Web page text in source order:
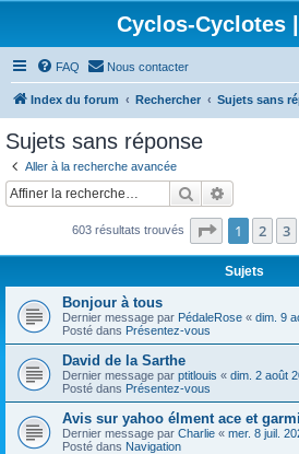
Cyclos-Cyclotes
FAQ Nous contacter
Index du forum Rechercher Sujets sans
Sujets sans réponse
Aller à la recherche avancée
Rechercher
603 résultats trouvés Page 1sur13
1 2 3
Sujets
Bonjour à tous
Dernier message par PédaleRose « dim. 9
Posté dans Présentez-vous
David de la Sarthe
Dernier message par ptitlouis « dim. 2 août
Posté dans Présentez-vous
Avis sur yahoo élment ace et
Dernier message par Charlie « mer. 8 juil.
Posté dans Navigation